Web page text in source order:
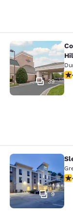
Comfort
39
Sleep Inn
9